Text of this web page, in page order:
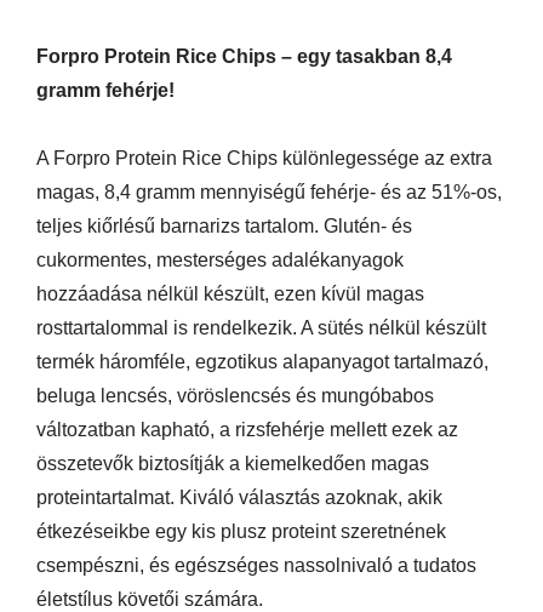
Forpro Protein Rice Chips – egy tasakban 8,4
gramm fehérje!
A Forpro Protein Rice Chips különlegessége az extra
magas, 8,4 gramm mennyiségű fehérje- és az 51%-os,
teljes kiőrlésű barnarizs tartalom. Glutén- és
cukormentes, mesterséges adalékanyagok
hozzáadása nélkül készült, ezen kívül magas
rosttartalommal is rendelkezik. A sütés nélkül készült
termék háromféle, egzotikus alapanyagot tartalmazó,
beluga lencsés, vöröslencsés és mungóbabos
változatban kapható, a rizsfehérje mellett ezek az
összetevők biztosítják a kiemelkedően magas
proteintartalmat. Kiváló választás azoknak, akik
étkezéseikbe egy kis plusz proteint szeretnének
csempészni, és egészséges nassolnivaló a tudatos
életstílus követői számára.